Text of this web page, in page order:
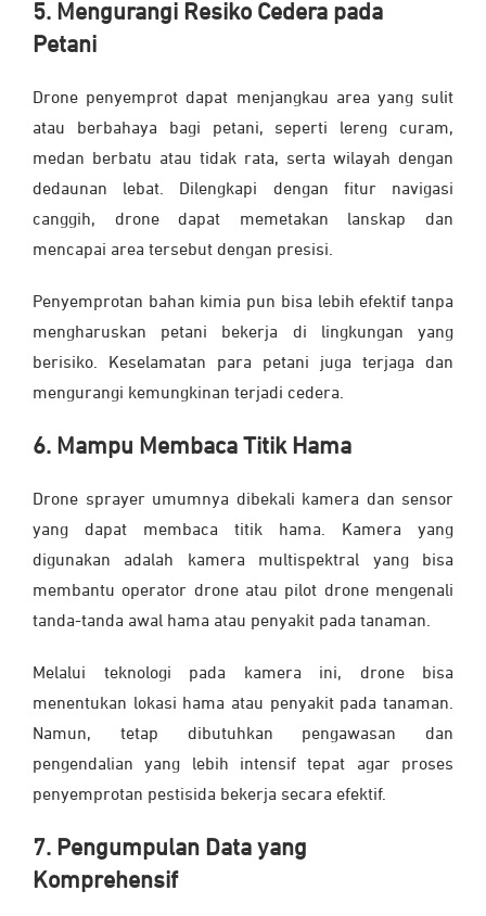
5. Mengurangi Resiko Cedera pada
Petani
Drone penyemprot dapat menjangkau area yang sulit
atau berbahaya bagi petani, seperti lereng curam,
medan berbatu atau tidak rata, serta wilayah dengan
dedaunan lebat. Dilengkapi dengan fitur navigasi
canggih, drone dapat memetakan lanskap dan
mencapai area tersebut dengan presisi.
Penyemprotan bahan kimia pun bisa lebih efektif tanpa
mengharuskan petani bekerja di lingkungan yang
berisiko. Keselamatan para petani juga terjaga dan
mengurangi kemungkinan terjadi cedera.
6. Mampu Membaca Titik Hama
Drone sprayer umumnya dibekali kamera dan sensor
yang dapat membaca titik hama. Kamera yang
digunakan adalah kamera multispektral yang bisa
membantu operator drone atau pilot drone mengenali
tanda-tanda awal hama atau penyakit pada tanaman.
Melalui teknologi pada kamera ini, drone bisa
menentukan lokasi hama atau penyakit pada tanaman.
Namun, tetap dibutuhkan pengawasan dan
pengendalian yang lebih intensif tepat agar proses
penyemprotan pestisida bekerja secara efektif.
7. Pengumpulan Data yang
Komprehensif